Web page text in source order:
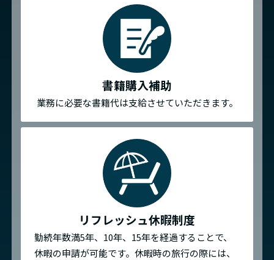
書籍購入補助
業務に必要な書籍代は支給させていただきます。
リフレッシュ休暇制度
勤続年数満5年、10年、15年を経過することで、
休暇の申請が可能です。休暇時の旅行の際には、